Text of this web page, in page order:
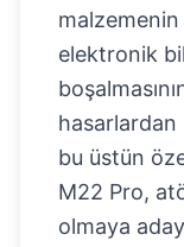
malzemenin
elektronik
hasarlardan
bu üstün
M22 Pro,
olmaya